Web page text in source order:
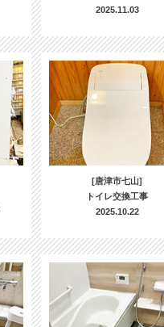
2025.11.03
[唐津市七山]
トイレ交換工事
2025.10.22